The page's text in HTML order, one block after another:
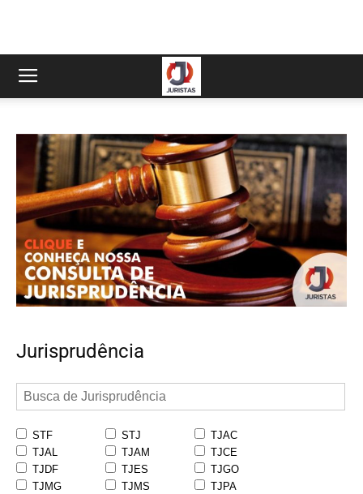
Jurisprudência
STF STJ
TJAC
TJAL
TJAM
TJCE
TJDF
TJES
TJGO
TJMG
TJMS
TJPA